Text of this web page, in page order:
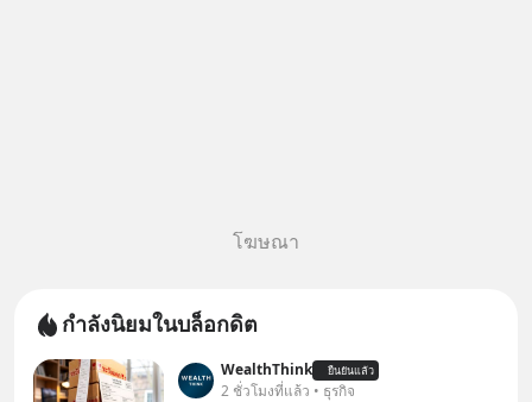
โฆษณา
กำลังนิยมในบล็อกดิต
WealthThink ยืนยันแล้ว
2 ชั่วโมงที่แล้ว • ธุรกิจ